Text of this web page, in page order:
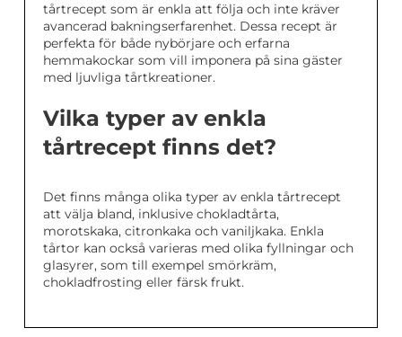
tårtrecept som är enkla att följa och inte kräver
avancerad bakningserfarenhet. Dessa recept är
perfekta för både nybörjare och erfarna
hemmakockar som vill imponera på sina gäster
med ljuvliga tårtkreationer.
Vilka typer av enkla
tårtrecept finns det?
Det finns många olika typer av enkla tårtrecept
att välja bland, inklusive chokladtårta,
morotskaka, citronkaka och vaniljkaka. Enkla
tårtor kan också varieras med olika fyllningar och
glasyrer, som till exempel smörkräm,
chokladfrosting eller färsk frukt.